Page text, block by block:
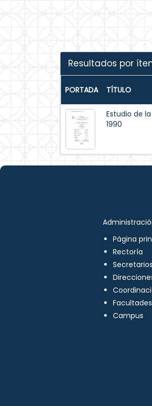
Resultados por
PORTADA TÍTULO
Estudio de
1990
Página
Rectoría
Secretarios
Facultades
Campus